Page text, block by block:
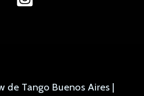
de Tango Buenos Aires |